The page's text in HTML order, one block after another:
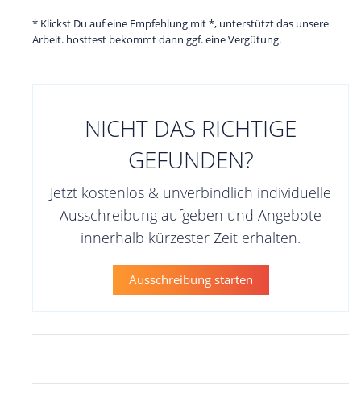
* Klickst Du auf eine Empfehlung mit *, unterstützt das unsere
Arbeit. hosttest bekommt dann ggf. eine Vergütung.
NICHT DAS RICHTIGE
GEFUNDEN?
Jetzt kostenlos & unverbindlich individuelle
Ausschreibung aufgeben und Angebote
innerhalb kürzester Zeit erhalten.
Ausschreibung starten